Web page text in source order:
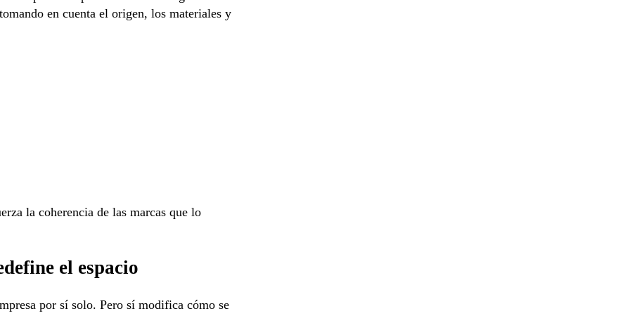
en cuenta el origen, los materiales y
la coherencia de las marcas que lo
el espacio
por sí solo. Pero sí modifica cómo se